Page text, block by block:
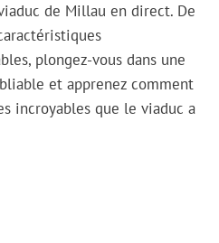
de Millau en direct. De
plongez-vous dans une
et apprenez comment
incroyables que le viaduc a